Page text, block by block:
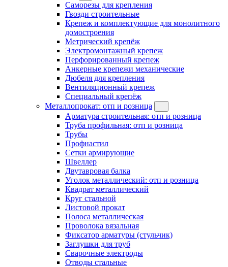
Саморезы для крепления
Гвозди строительные
Крепеж и комплектующие для монолитного
домостроения
Метрический крепёж
Электромонтажный крепеж
Перфорированный крепеж
Анкерные крепежи механические
Дюбеля для крепления
Вентиляционный крепеж
Специальный крепёж
Металлопрокат: отп и розница
Арматура строительная: отп и розница
Труба профильная: отп и розница
Трубы
Профнастил
Сетки армирующие
Швеллер
Двутавровая балка
Уголок металлический: отп и розница
Квадрат металлический
Круг стальной
Листовой прокат
Полоса металлическая
Проволока вязальная
Фиксатор арматуры (стульчик)
Заглушки для труб
Сварочные электроды
Отводы стальные